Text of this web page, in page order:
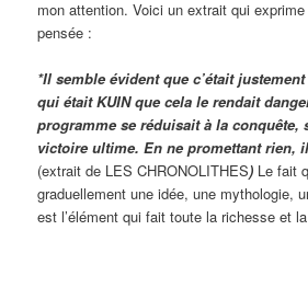
mon attention. Voici un extrait qui
pensée :
*Il semble évident que c’était
qui était KUIN que cela le rendait
programme se réduisait à la conquête,
victoire ultime. En ne promettant rien,
(extrait de LES CHRONOLITHES) Le fait
graduellement une idée, une mythologie,
est l’élément qui fait toute la richesse et